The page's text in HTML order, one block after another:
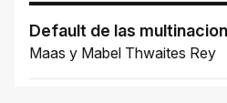
Default de las
Maas y Mabel Thwaites Rey